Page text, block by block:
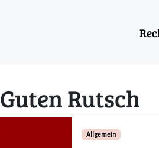
Guten Rutsch
Allgemein